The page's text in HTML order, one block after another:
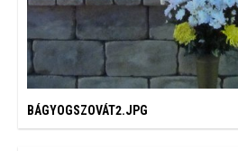
BÁGYOGSZOVÁT2.JPG